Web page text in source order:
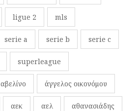
ligue 2 mls
serie a serie b serie c
superleague
αβελίνο άγγελος οικονόμου
αεκ αελ αθανασιάδης